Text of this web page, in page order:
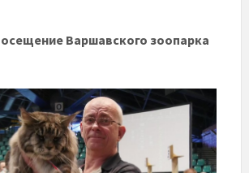
Варшавского зоопарка